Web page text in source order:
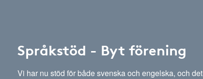
Språkstöd - Byt förening
Vi har nu stöd för både svenska och engelska, och det